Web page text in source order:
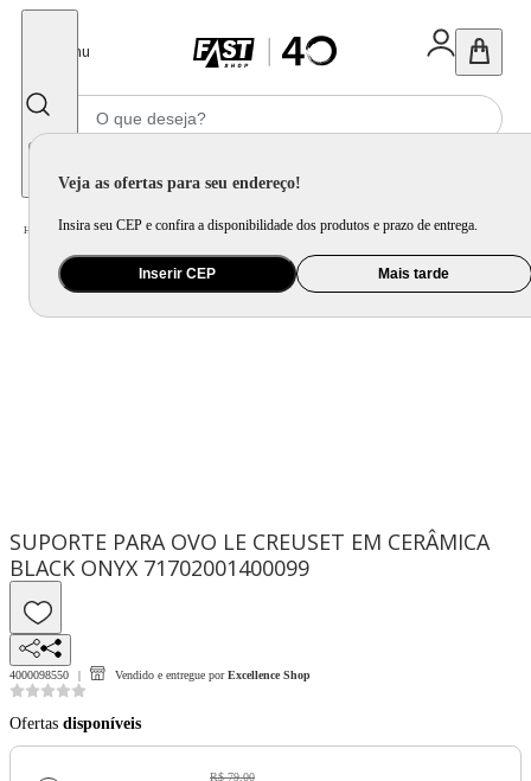
Menu
Veja as ofertas para seu endereço!
Insira seu CEP e confira a disponibilidade dos produtos e prazo de entrega.
Inserir CEP Mais tarde
Home Utilidade Doméstica Mesa / Utensílio de Mesa
SUPORTE PARA OVO LE CREUSET EM CERÂMICA
BLACK ONYX 71702001400099
4000098550 Vendido e entregue por Excellence Shop
Ofertas disponíveis
R$ 79,00